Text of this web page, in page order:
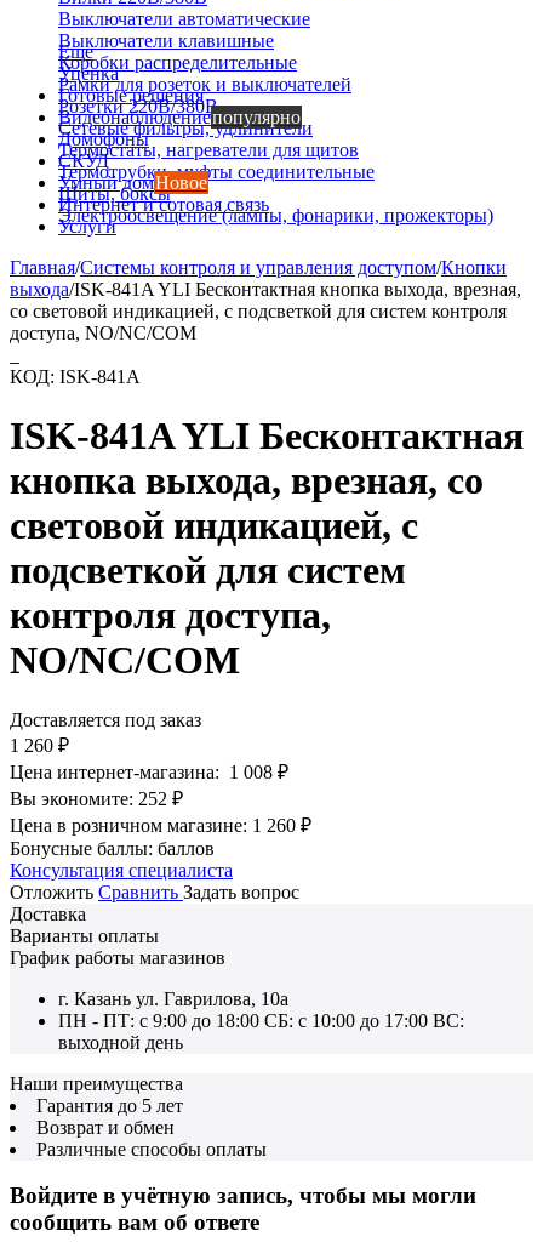
Выключатели автоматические
Выключатели клавишные
Коробки распределительные
Рамки для розеток и выключателей
Розетки 220В/380В
Сетевые фильтры, удлинители
Термостаты, нагреватели для щитов
Термотрубки, муфты соединительные
Щиты, боксы
Электроосвещение (лампы, фонарики, прожекторы)
Еще
Уценка
Готовые решения
Видеонаблюдениепопулярно
Домофоны
СКУД
Умный домНовое
Интернет и сотовая связь
Услуги
Главная/Системы контроля и управления доступом/Кнопки
выхода/ISK-841A YLI Бесконтактная кнопка выхода, врезная,
со световой индикацией, с подсветкой для систем контроля
доступа, NO/NC/COM
КОД: ISK-841A
ISK-841A YLI Бесконтактная
кнопка выхода, врезная, со
световой индикацией, с
подсветкой для систем
контроля доступа,
NO/NC/COM
Доставляется под заказ
1 260 ₽
Цена интернет-магазина: 1 008 ₽
Вы экономите: 252 ₽
Цена в розничном магазине: 1 260 ₽
Бонусные баллы: баллов
Консультация специалиста
Отложить Сравнить Задать вопрос
Доставка
Варианты оплаты
График работы магазинов
г. Казань ул. Гаврилова, 10а
ПН - ПТ: с 9:00 до 18:00 СБ: с 10:00 до 17:00 ВС:
выходной день
Наши преимущества
Гарантия до 5 лет
Возврат и обмен
Различные способы оплаты
Войдите в учётную запись, чтобы мы могли
сообщить вам об ответе